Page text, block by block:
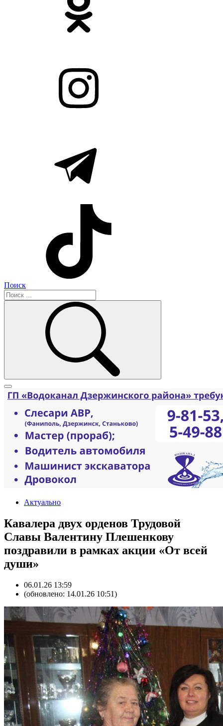
Поиск
Актуально
Кавалера двух орденов Трудовой
Славы Валентину Плешенкову
поздравили в рамках акции «От всей
души»
06.01.26 13:59
(обновлено: 14.01.26 10:51)